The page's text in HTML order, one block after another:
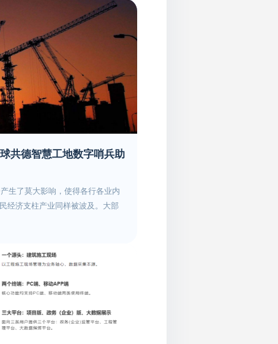
部发﹝2017﹞68号）精神，现就
工作通知如下：一、总体要求按
励、保障”相互衔接、系统推进的
业人员职业技能培训、鉴定工
产业工人队伍提供有力支撑。对
乡建设行业相关职业（工种）人
求和行业发展需要，开展职业技
以外从事住房和城乡建设行业相
准开展培训，推动建立技能人才
”改革、职业资格清理规范的新要
效能的职业技能鉴定体系。二、
鉴定工作体系（一）依据国务院
政策，住房和城乡建设部成立职
和城乡建设行业职业技能培训鉴
人力资源社会保障部、住房和城
统，并与人力资源社会保障部职
、国家发展改革委等部门要求，
鉴定相关收费立项等工作；加强
住房和城乡建设行业职业技能鉴
五”时期全省城市道路交通、供
体目标、主要任务、重大项目及
工作。今年建成地下综合管廊不
合管廊能有效解决“马路拉链”问
受到国家和各地重视。目前，广
项目库，目标到2020年全省建成
今年，广东省广州、深圳、珠
下综合管廊开工建设计划为
综合管廊建设工作。各地积极争
款约65亿元；梅州江南新城棚改
建设基金约1.4亿元和政策性贷款
对接。广东省住建厅指导省建工
综合管廊投资建设战略合作协
管廊PPP产业基金，努力实现产
展地下管线普查工作，确保在
完善广东省各市城市地下综合管
月底前完成。该省还将督导各地
设实施方案》，组建城市地下综
成城市地下综合管廊不少于150公
综合管廊试点城市建设，组织开
共德智慧工地数字哨兵助
生了莫大影响，使得各行各业内
经济支柱产业同样被波及。大部
全隐患增加、如期完工难度增
俱增，对应用智慧工地的热情尤
着智能建筑领域先进技术的不断发
现可谓成为了建筑企业与施工项
共德作为专业的智慧工地解决方
产品重点面向人员密集、流动性
在工地出入口设置智能化的人脸
自动上传本人身份、打卡记录、